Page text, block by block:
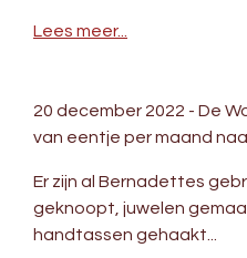
Lees meer...
20 december 2022 - De
van eentje per maand
Er zijn al Bernadettes
geknoopt, juwelen
handtassen gehaakt...